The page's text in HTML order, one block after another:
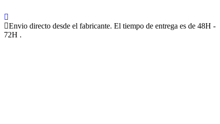
Envio directo desde el fabricante. El tiempo de entrega es de 48H -
72H .